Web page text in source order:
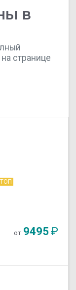
в
странице
ТОП
от 9495₽